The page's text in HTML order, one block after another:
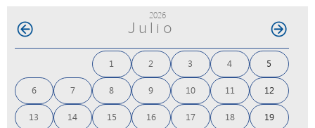
2026
Julio
1 2 3 4 5
6 7 8 9 10 11 12
13 14 15 16 17 18 19